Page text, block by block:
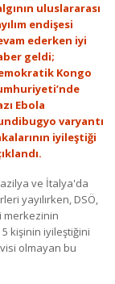
uluslararası
endişesi
ederken iyi
geldi;
Kongo
Ebola
varyantı
iyileştiği
ve İtalya'da
yayılırken, DSÖ,
merkezinin
5 kişinin iyileştiğini
olmayan bu